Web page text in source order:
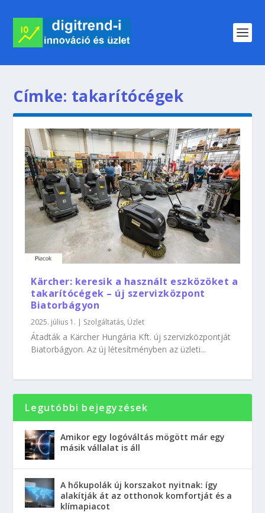
Címke: takarítócégek
Kärcher: keresik a használt eszközöket a
takarítócégek – új szervizközpont
Biatorbágyon
2025. július 1. | Szolgáltatás, Üzlet
Átadták a Kärcher Hungária Kft. új szervizközpontját
Biatorbágyon. Az új létesítményben az üzleti...
Legutóbbi bejegyzések
Amikor egy logóváltás mögött már egy
másik vállalat is áll
A hőkupolák új korszakot nyitnak: így
alakítják át az otthonok komfortját és a
klímapiacot